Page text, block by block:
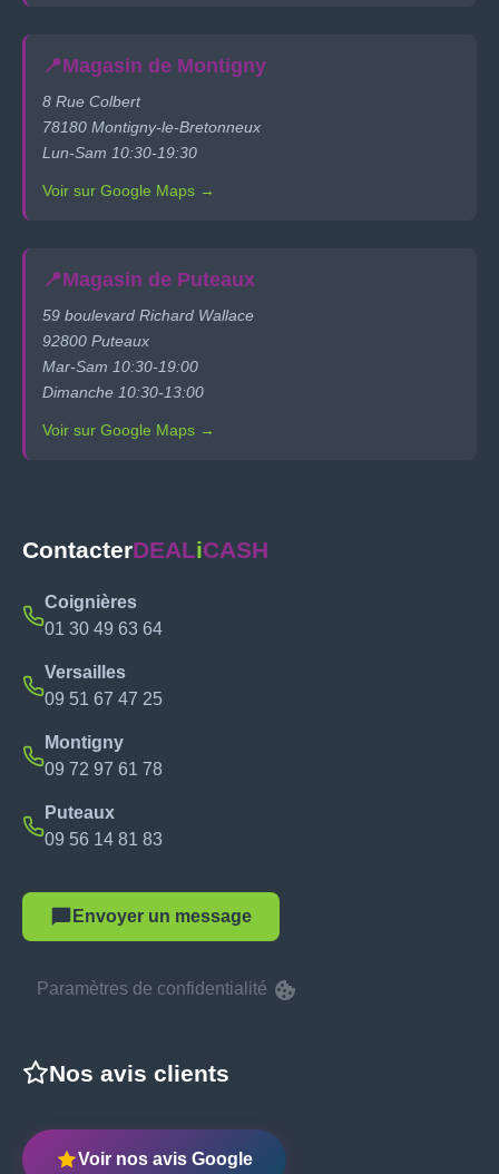
📍Magasin de Montigny
8 Rue Colbert
78180 Montigny-le-Bretonneux
Lun-Sam 10:30-19:30
Voir sur Google Maps →
📍Magasin de Puteaux
59 boulevard Richard Wallace
92800 Puteaux
Mar-Sam 10:30-19:00
Dimanche 10:30-13:00
Voir sur Google Maps →
ContacterDEALiCASH
Coignières
01 30 49 63 64
Versailles
09 51 67 47 25
Montigny
09 72 97 61 78
Puteaux
09 56 14 81 83
Envoyer un message
Paramètres de confidentialité
Nos avis clients
Voir nos avis Google